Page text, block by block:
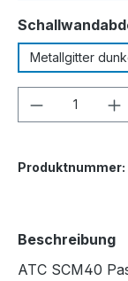
Metallgitter
Produkt
Produktnummer:
Beschreibung
ATC SCM40